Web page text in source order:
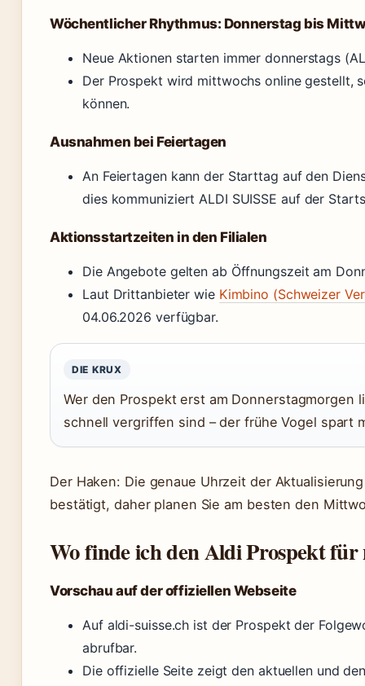
Wöchentlicher Rhythmus: Donnerstag bis
Neue Aktionen starten immer donnerstags
Der Prospekt wird mittwochs online gestellt,
können.
Ausnahmen bei Feiertagen
An Feiertagen kann der Starttag auf den
dies kommuniziert ALDI SUISSE auf der
Aktionsstartzeiten in den Filialen
Die Angebote gelten ab Öffnungszeit am
Laut Drittanbieter wie Kimbino (Schweizer
04.06.2026 verfügbar.
DIE KRUX
Wer den Prospekt erst am
schnell vergriffen sind – der frühe Vogel spart
Der Haken: Die genaue Uhrzeit der
bestätigt, daher planen Sie am besten den
Wo finde ich den Aldi Prospekt für
Vorschau auf der offiziellen Webseite
Auf aldi-suisse.ch ist der Prospekt der
abrufbar.
Die offizielle Seite zeigt den aktuellen und